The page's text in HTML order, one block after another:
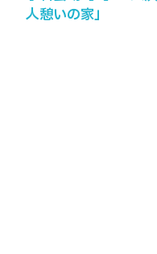
人憩いの家」